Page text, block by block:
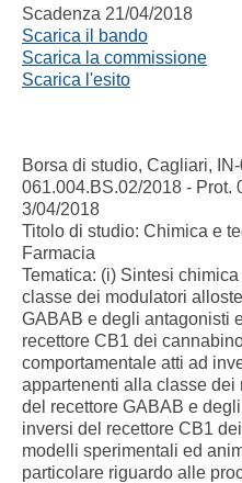
Scadenza 21/04/2018
Scarica il bando
Scarica la commissione
Scarica l'esito
Borsa di studio, Cagliari,
061.004.BS.02/2018 - Prot.
3/04/2018
Titolo di studio: Chimica e
Farmacia
Tematica: (i) Sintesi
classe dei modulatori
GABAB e degli antagonisti
recettore CB1 dei
comportamentale atti ad
appartenenti alla classe
del recettore GABAB e
inversi del recettore CB1
modelli sperimentali ed
particolare riguardo alle